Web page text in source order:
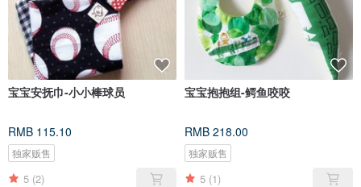
宝宝安抚巾-小小棒球员
RMB 115.10
独家贩售
5 (2)
宝宝抱抱组-鳄鱼咬咬
RMB 218.00
独家贩售
5 (1)